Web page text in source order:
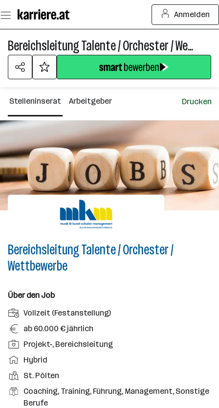
Seiteninhalt
springen
Anmelden
Bereichsleitung Talente / Orchester / Wettbewerbe
Stelleninserat Arbeitgeber Drucken
Bereichsleitung Talente / Orchester /
Wettbewerbe
Über den Job
A
n
t
e
l
u
Vollzeit (Festanstellung)
G
e
h
a
l
t
ab 60.000 € jährlich
P
o
i
t
Projekt-, Bereichsleitung
A
r
b
e
Hybrid
D
i
St. Pölten
B
Coaching, Training, Führung, Management, Sonstige
Berufe